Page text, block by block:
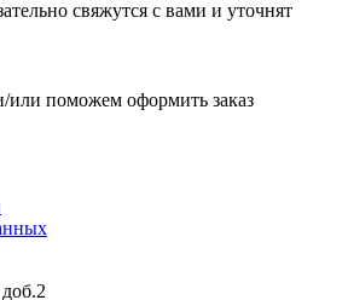
свяжутся с вами и уточнят
поможем оформить заказ